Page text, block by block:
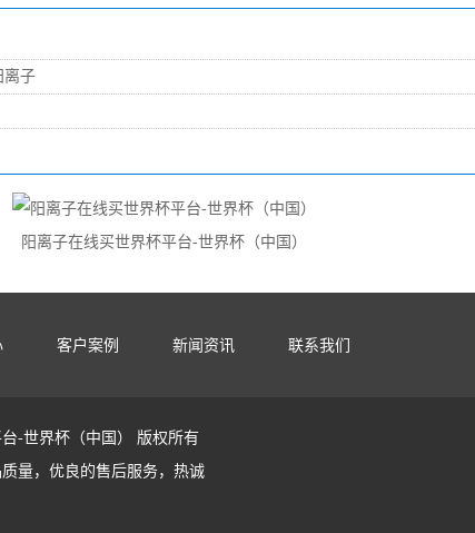
离子
阳离子在线买世界杯平台-世界杯（中国）
客户案例 新闻资讯 联系我们
台-世界杯（中国） 版权所有
量，优良的售后服务，热诚